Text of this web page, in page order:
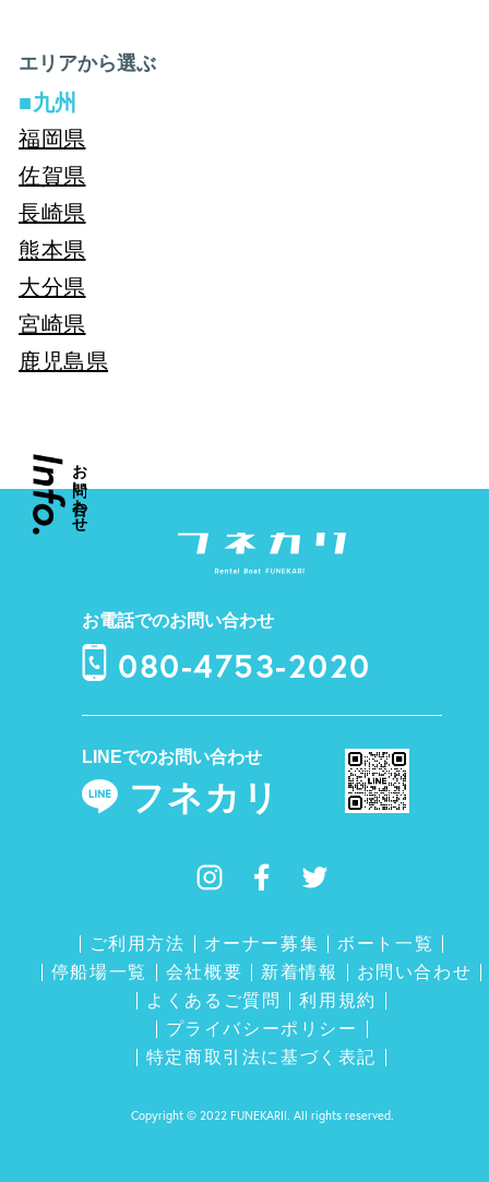
エリアから選ぶ
九州
福岡県
佐賀県
長崎県
熊本県
大分県
宮崎県
鹿児島県
お
い
わ
せ
お電話でのお問い合わせ
080-4753-2020
LINEでのお問い合わせ
フネカリ
ご利用方法 オーナー募集
ボート一覧
停船場一覧
会社概要 新着情報
お問い合わせ
よくあるご質問
利用規約
プライバシーポリシー
特定商取引法に基づく表記
Copyright © 2022 FUNEKARII. All rights reserved.